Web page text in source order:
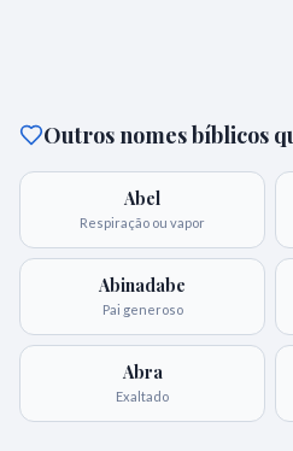
Outros nomes bíblicos
Abel
Respiração ou vapor
Abinadabe
Pai generoso
Abra
Exaltado